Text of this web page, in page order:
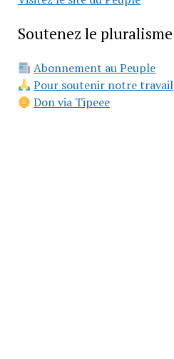
Soutenez le pluralisme
Abonnement au Peuple
Pour soutenir notre travail
Don via Tipeee